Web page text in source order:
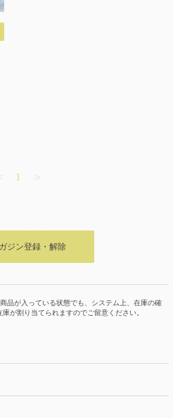
1 ＞
ジン登録・解除
品が入っている状態でも、システム上、在庫の確
が割り当てられますのでご留意ください。